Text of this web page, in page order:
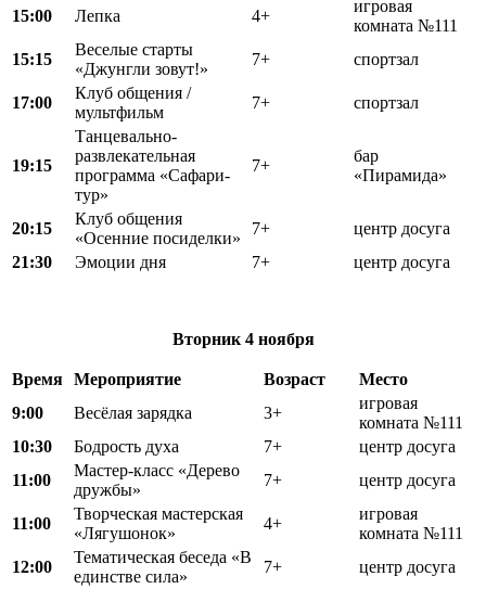
15:00 Лепка 4+
игровая
комната №111
15:15
Веселые старты
«Джунгли зовут!»
7+ спортзал
17:00
Клуб общения /
мультфильм
7+ спортзал
19:15
Танцевально-
развлекательная
программа «Сафари-
тур»
7+
бар
«Пирамида»
20:15
Клуб общения
«Осенние посиделки»
7+
центр досуга
21:30
Эмоции дня 7+ центр досуга
Вторник 4 ноября
Время Мероприятие Возраст
Место
9:00
Весёлая зарядка 3+
игровая
комната №111
10:30
Бодрость духа 7+
центр досуга
11:00
Мастер-класс «Дерево
дружбы»
7+ центр досуга
11:00
Творческая мастерская
«Лягушонок»
4+
игровая
комната №111
12:00
Тематическая беседа «В
единстве сила»
7+ центр досуга